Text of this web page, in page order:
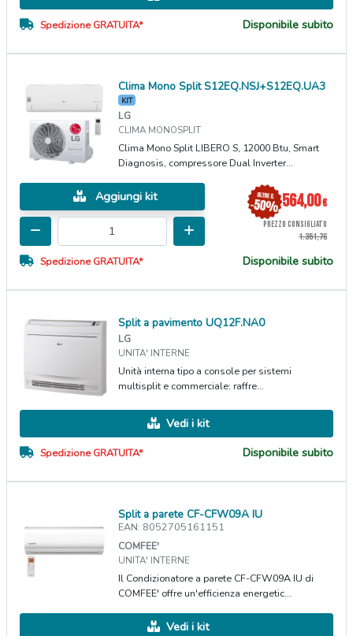
Spedizione GRATUITA* Disponibile subito
Clima Mono Split S12EQ.NSJ+S12EQ.UA3
KIT
LG
CLIMA MONOSPLIT
Clima Mono Split LIBERO S, 12000 Btu, Smart
Diagnosis, compressore Dual Inverter...
Aggiungi kit 564,00€
PREZZO CONSIGLIATO
1.351,76
Spedizione GRATUITA* Disponibile subito
Split a pavimento UQ12F.NA0
LG
UNITA' INTERNE
Unità interna tipo a console per sistemi
multisplit e commerciale: raffre...
Vedi i kit
Spedizione GRATUITA* Disponibile subito
Split a parete CF-CFW09A IU
EAN: 8052705161151
COMFEE'
UNITA' INTERNE
Il Condizionatore a parete CF-CFW09A IU di
COMFEE' offre un'efficienza energetic...
Vedi i kit